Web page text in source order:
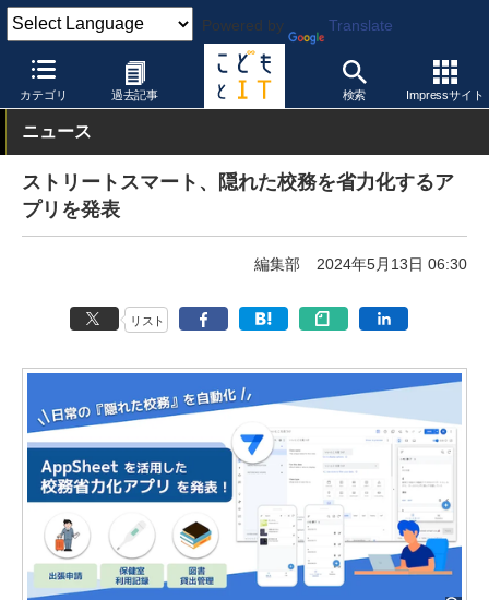
Powered by Translate
カテゴリ 過去記事 検索 Impressサイト
こどもとIT 製品・サービス 校務支援システム
ニュース
ストリートスマート、隠れた校務を省力化するア
プリを発表
編集部 2024年5月13日 06:30
リスト